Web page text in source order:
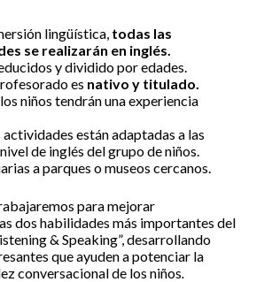
lingüística, todas las
se realizarán en inglés.
y dividido por edades.
es nativo y titulado.
niños tendrán una experiencia
actividades están adaptadas a las
de inglés del grupo de niños.
a parques o museos cercanos.
para mejorar
dos habilidades más importantes del
& Speaking”, desarrollando
que ayuden a potenciar la
conversacional de los niños.